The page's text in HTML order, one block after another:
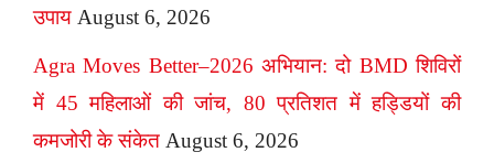
उपाय August 6, 2026
Agra Moves Better–2026 अभियान: दो BMD शिविरों
में 45 महिलाओं की जांच, 80 प्रतिशत में हड्डियों की
कमजोरी के संकेत August 6, 2026